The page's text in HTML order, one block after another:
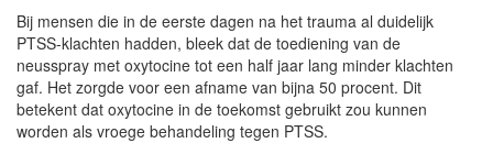
Bij mensen die in de eerste dagen na het trauma al duidelijk
PTSS-klachten hadden, bleek dat de toediening van de
neusspray met oxytocine tot een half jaar lang minder klachten
gaf. Het zorgde voor een afname van bijna 50 procent. Dit
betekent dat oxytocine in de toekomst gebruikt zou kunnen
worden als vroege behandeling tegen PTSS.